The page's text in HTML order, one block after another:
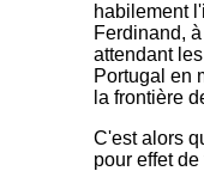
habilement
Ferdinand,
attendant
Portugal en
la frontière
C'est alors
pour effet